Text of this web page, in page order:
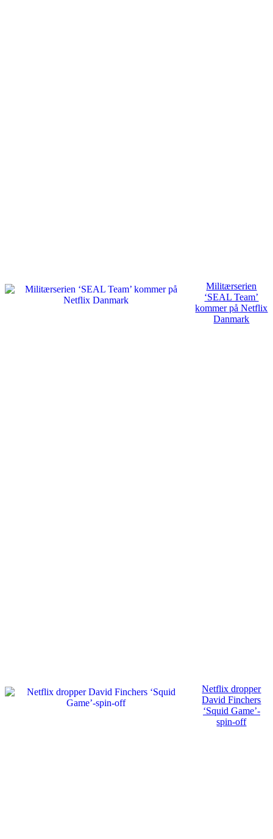
Militærserien
‘SEAL Team’
kommer på Netflix
Danmark
Netflix dropper
David Finchers
‘Squid Game’-
spin-off